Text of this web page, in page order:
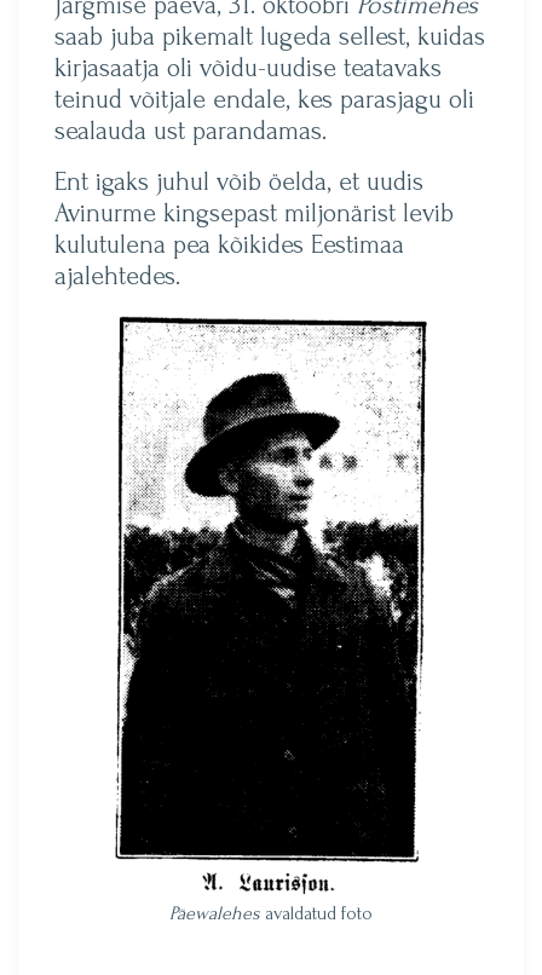
saab juba pikemalt lugeda sellest, kuidas
kirjasaatja oli võidu-uudise teatavaks
teinud võitjale endale, kes parasjagu oli
sealauda ust parandamas.
Ent igaks juhul võib öelda, et uudis
Avinurme kingsepast miljonärist levib
kulutulena pea kõikides Eestimaa
ajalehtedes.
Päewalehes avaldatud foto